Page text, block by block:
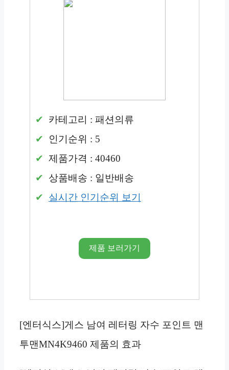
카테고리 : 패션의류
인기순위 : 5
제품가격 : 40460
상품배송 : 일반배송
실시간 인기순위 보기
제품 보러가기
[엔터식스]게스 남여 레터링 자수 포인트 맨
투맨MN4K9460 제품의 효과